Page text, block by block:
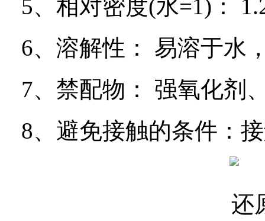
5、相对密度(水=1) ：
6、溶解性：
易溶于水
7、禁配物：
强氧化剂
8、避免接触的条件：